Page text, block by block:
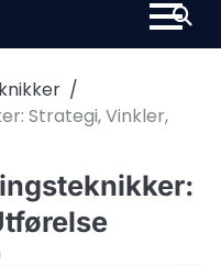
Strategi, Vinkler,